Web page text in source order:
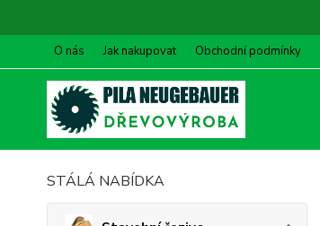
O nás Jak nakupovat Obchodní podmínky
STÁLÁ NABÍDKA